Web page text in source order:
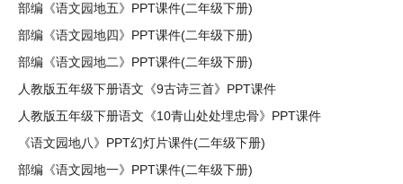
部编《语文园地五》PPT课件(二年级下册)
部编《语文园地四》PPT课件(二年级下册)
部编《语文园地二》PPT课件(二年级下册)
人教版五年级下册语文《9古诗三首》PPT课件
人教版五年级下册语文《10青山处处埋忠骨》PPT课件
《语文园地八》PPT幻灯片课件(二年级下册)
部编《语文园地一》PPT课件(二年级下册)